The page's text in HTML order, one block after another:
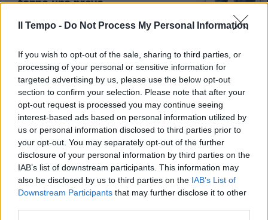
Il Tempo - Do Not Process My Personal Information
If you wish to opt-out of the sale, sharing to third parties, or
processing of your personal or sensitive information for
targeted advertising by us, please use the below opt-out
section to confirm your selection. Please note that after your
opt-out request is processed you may continue seeing
interest-based ads based on personal information utilized by
us or personal information disclosed to third parties prior to
your opt-out. You may separately opt-out of the further
disclosure of your personal information by third parties on the
IAB’s list of downstream participants. This information may
also be disclosed by us to third parties on the IAB’s List of
Downstream Participants that may further disclose it to other
15/07/2026
IL CASO
Giampaolo Angelucci smentisce
ogni interesse per l'acquisto
della S.S. Lazio
14/07/2026
IL GIORNO DOPO GLI STATI GENERALI
I laziali non mollano. Intervista a
Spicciariello e Ciapparoni: "Il
boicottaggio continua, club